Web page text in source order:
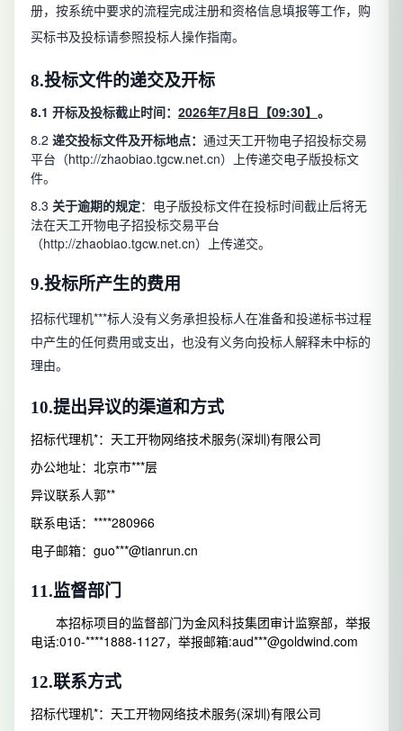
册，按系统中要求的流程完成注册和资格信息填报等工作，购
买标书及投标请参照投标人操作指南。
8.投标文件的递交及开标
8.1 开标及投标截止时间： 2026年7月8日【09:30】 。
8.2 递交投标文件及开标地点： 通过天工开物电子招投标交易
平台（http://zhaobiao.tgcw.net.cn）上传递交电子版投标文
件。
8.3 关于逾期的规定：电子版投标文件在投标时间截止后将无
法在天工开物电子招投标交易平台
（http://zhaobiao.tgcw.net.cn）上传递交。
9.投标所产生的费用
招标代理机***标人没有义务承担投标人在准备和投递标书过程
中产生的任何费用或支出，也没有义务向投标人解释未中标的
理由。
10.提出异议的渠道和方式
招标代理机*：天工开物网络技术服务(深圳)有限公司
办公地址：北京市***层
异议联系人郭**
联系电话：****280966
电子邮箱：guo***@tianrun.cn
11.监督部门
本招标项目的监督部门为金风科技集团审计监察部，举报
电话:010-****1888-1127，举报邮箱:aud***@goldwind.com
12.联系方式
招标代理机*：天工开物网络技术服务(深圳)有限公司